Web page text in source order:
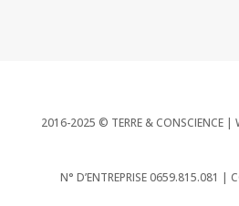
2016-2025 © TERRE & CONSCIENCE |
N° D’ENTREPRISE 0659.815.081 |